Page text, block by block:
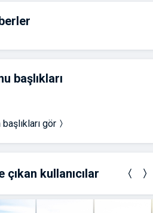
başlıkları
başlıkları gör
çıkan kullanıcılar